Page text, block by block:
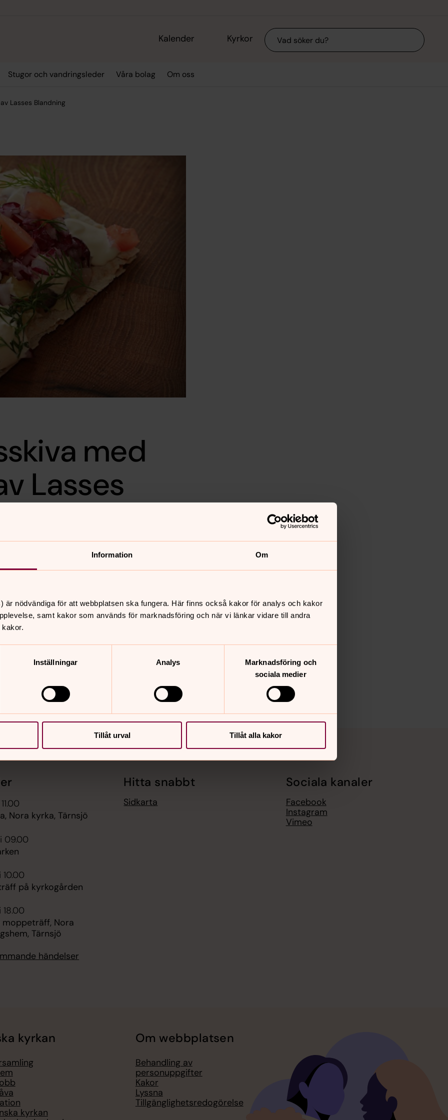
Information Om
är nödvändiga för att webbplatsen ska fungera. Här finns också kakor för analys och kakor
samt kakor som används för marknadsföring och när vi länkar vidare till andra
Inställningar Analys
Marknadsföring och
sociala medier
Tillåt urval Tillåt alla kakor
Kalender Kyrkor Sök
Stugor och vandringsleder Våra bolag Om oss
Lasses Blandning
med
Lasses
till
Lars Andersson –
underhåller i sin
Nora kyrka, Tärnsjö
09.00
10.00
på kyrkogården
18.00
Nora
Tärnsjö
händelser
Hitta snabbt
Sidkarta
Sociala kanaler
Facebook
Instagram
Vimeo
kyrkan
kyrkan
Om webbplatsen
Behandling av
personuppgifter
Kakor
Lyssna
Tillgänglighetsredogörelse